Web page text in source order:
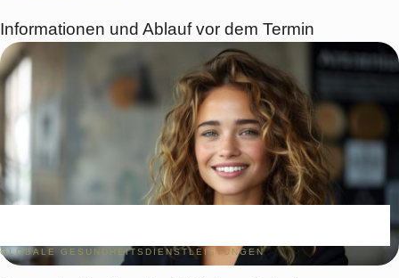
Informationen und Ablauf vor dem Termin
GLOBALE GESUNDHEITSDIENSTLEISTUNGEN